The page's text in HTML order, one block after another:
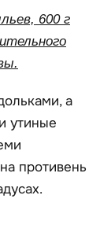
600 г
а
утиные
противень